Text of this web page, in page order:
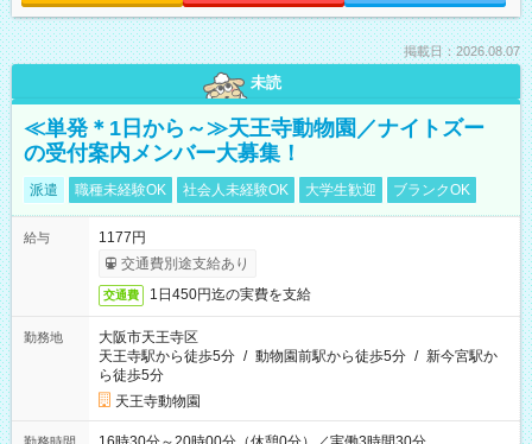
掲載日：2026.08.07
未読
≪単発＊1日から～≫天王寺動物園／ナイトズー
の受付案内メンバー大募集！
派遣 職種未経験OK 社会人未経験OK 大学生歓迎 ブランクOK
給与
1177円
交通費別途支給あり
交通費 1日450円迄の実費を支給
勤務地
大阪市天王寺区
天王寺駅から徒歩5分 / 動物園前駅から徒歩5分 / 新今宮駅か
ら徒歩5分
天王寺動物園